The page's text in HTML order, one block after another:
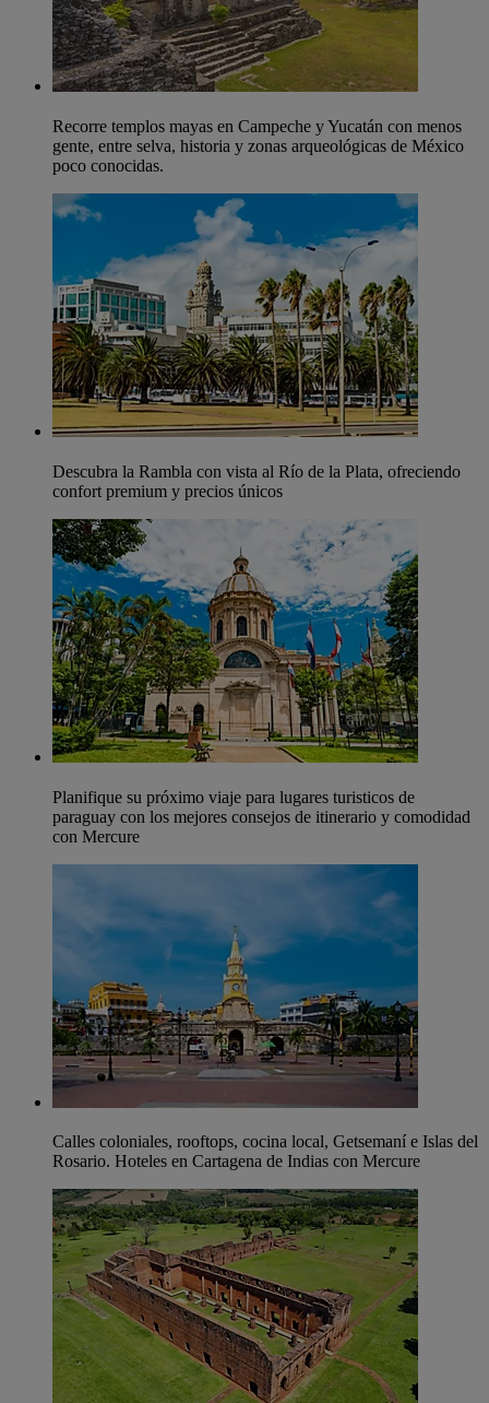
Recorre templos mayas en Campeche y Yucatán con menos
gente, entre selva, historia y zonas arqueológicas de México
poco conocidas.
Descubra la Rambla con vista al Río de la Plata, ofreciendo
confort premium y precios únicos
Planifique su próximo viaje para lugares turisticos de
paraguay con los mejores consejos de itinerario y comodidad
con Mercure
Calles coloniales, rooftops, cocina local, Getsemaní e Islas del
Rosario. Hoteles en Cartagena de Indias con Mercure